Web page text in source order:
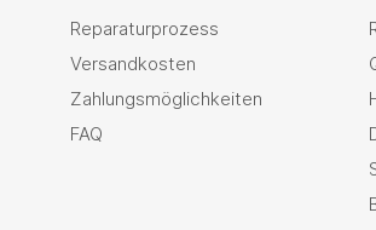
Reparaturprozess
Versandkosten
Zahlungsmöglichkeiten
FAQ